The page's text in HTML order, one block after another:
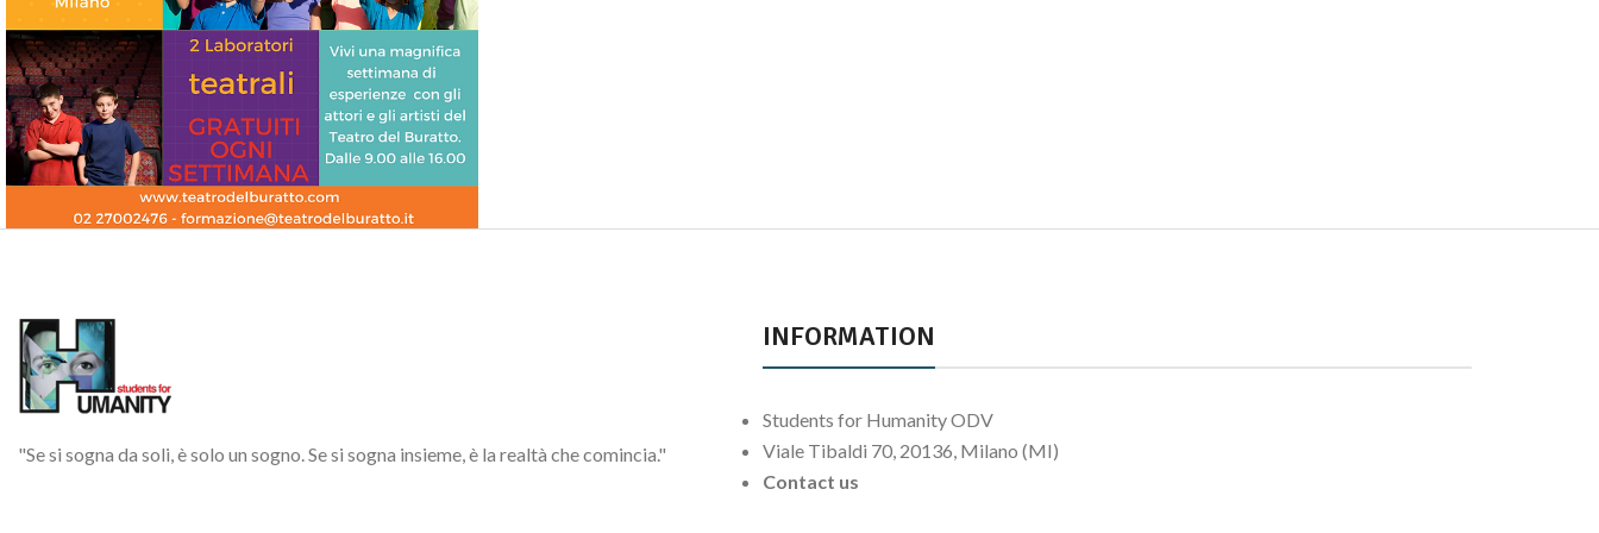
"Se si sogna da soli, è solo un sogno. Se si sogna insieme, è la realtà che comincia."
INFORMATION
Students for Humanity ODV
Viale Tibaldi 70, 20136, Milano (MI)
Contact us